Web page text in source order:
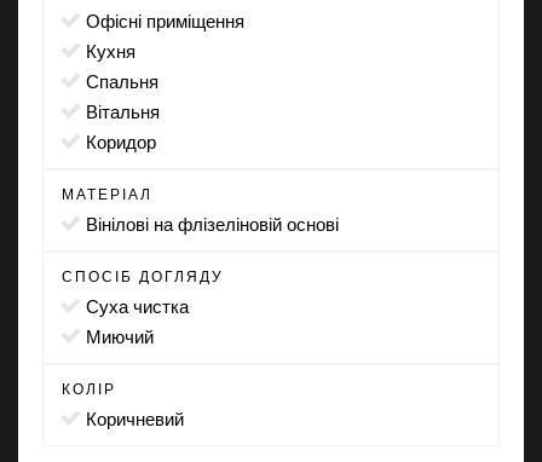
офісні приміщення
кухня
спальня
вітальня
коридор
МАТЕРІАЛ
вінілові на флізеліновій основі
СПОСІБ ДОГЛЯДУ
суха чистка
миючий
КОЛІР
коричневий